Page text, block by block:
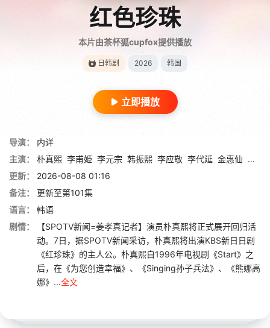
红色珍珠
本片由茶杯狐cupfox提供播放
日韩剧 2026 韩国
立即播放
导演：
内详
主演：
朴真熙 李甫姫 李元宗 韩振熙 李应敬 李代延 金惠仙 金宣
更新：
2026-08-08 01:16
备注：
更新至第101集
语言：
韩语
剧情：
【SPOTV新闻=姜孝真记者】演员朴真熙将正式展开回归活
动。7日，据SPOTV新闻采访，朴真熙将出演KBS新日日剧
《红珍珠》的主人公。朴真熙自1996年电视剧《Start》之
后，在《为您创造幸福》、《Singing孙子兵法》、《熊娜高
娜》...全文